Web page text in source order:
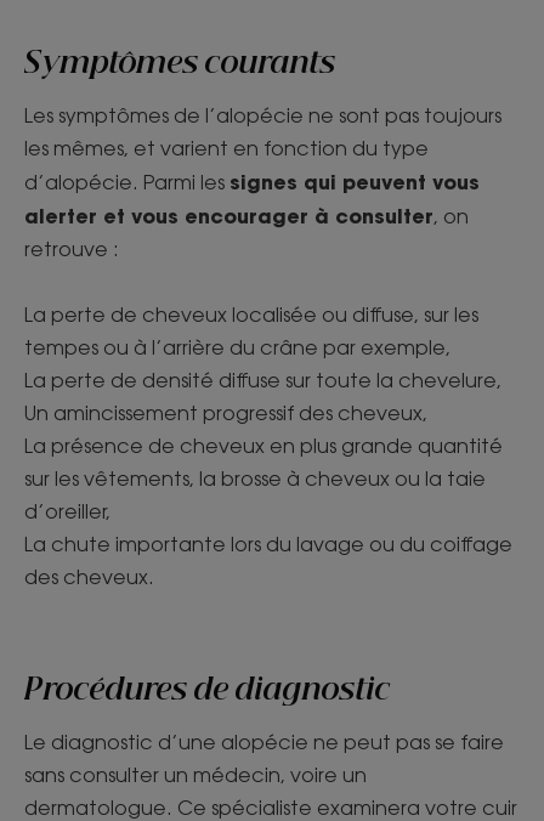
Symptômes courants
Les symptômes de l’alopécie ne sont pas toujours
les mêmes, et varient en fonction du type
d’alopécie. Parmi les signes qui peuvent vous
alerter et vous encourager à consulter, on
retrouve :
La perte de cheveux localisée ou diffuse, sur les
tempes ou à l’arrière du crâne par exemple,
La perte de densité diffuse sur toute la chevelure,
Un amincissement progressif des cheveux,
La présence de cheveux en plus grande quantité
sur les vêtements, la brosse à cheveux ou la taie
d’oreiller,
La chute importante lors du lavage ou du coiffage
des cheveux.
Procédures de diagnostic
Le diagnostic d’une alopécie ne peut pas se faire
sans consulter un médecin, voire un
dermatologue. Ce spécialiste examinera votre cuir